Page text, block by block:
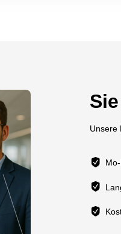
Unsere